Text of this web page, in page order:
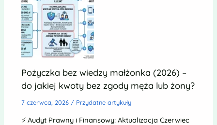
Pożyczka bez wiedzy małżonka (2026) –
do jakiej kwoty bez zgody męża lub żony?
7 czerwca, 2026 / Przydatne artykuły
⚡ Audyt Prawny i Finansowy: Aktualizacja Czerwiec